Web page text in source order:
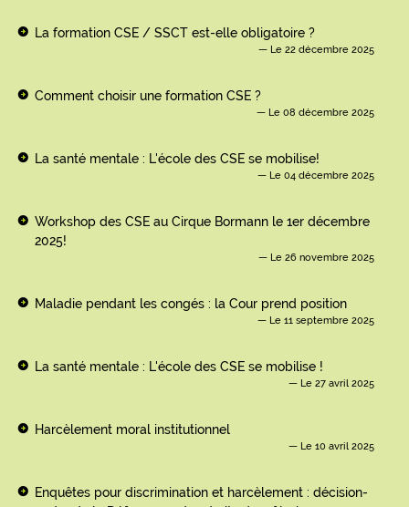
La formation CSE / SSCT est-elle obligatoire ?
Le 22 décembre 2025
Comment choisir une formation CSE ?
Le 08 décembre 2025
La santé mentale : L'école des CSE se mobilise!
Le 04 décembre 2025
Workshop des CSE au Cirque Bormann le 1er décembre
2025!
Le 26 novembre 2025
Maladie pendant les congés : la Cour prend position
Le 11 septembre 2025
La santé mentale : L'école des CSE se mobilise !
Le 27 avril 2025
Harcèlement moral institutionnel
Le 10 avril 2025
Enquêtes pour discrimination et harcèlement : décision-